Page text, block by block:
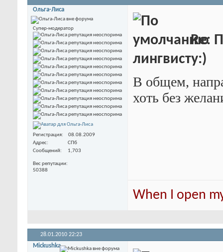
Ольга-Лиса
Супер-модератор
Регистрация
08.08.2009
Адрес
СПб
Сообщений
1,703
Вес репутации
50388
Re:
лингвисту:)
В общем,
хоть без
When I open
28.01.2010 22:23
Mickushka